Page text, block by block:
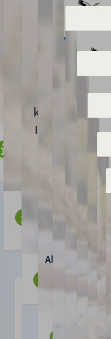
Deutsches Bio-Siegel
Bayerisches Bio-Siegel